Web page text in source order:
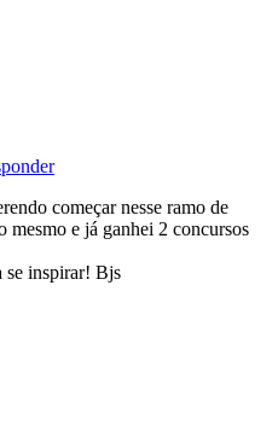
começar nesse ramo de
mesmo e já ganhei 2 concursos
se inspirar! Bjs